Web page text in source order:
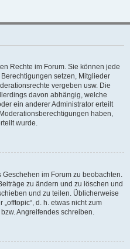
Rechte im Forum. Sie können jede
setzen, Mitglieder
vergeben usw. Die
davon abhängig, welche
ein anderer Administrator erteilt
haben,
wurde.
im Forum zu beobachten.
zu ändern und zu löschen und
und zu teilen. Üblicherweise
d. h. etwas nicht zum
Angreifendes schreiben.